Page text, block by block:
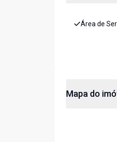
Área de
Mapa do